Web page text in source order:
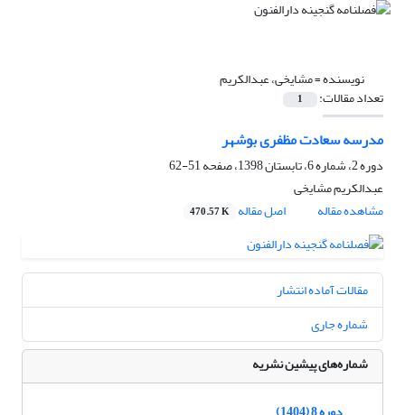
نویسنده =مشایخی، عبدالکریم
تعداد مقالات: 1
مدرسه سعادت مظفری بوشهر
دوره 2، شماره 6، تابستان 1398، صفحه
51-62
عبدالکریم مشایخی
مشاهده مقاله
اصل مقاله 470.57 K
مقالات آماده انتشار
شماره جاری
شماره‌های پیشین نشریه